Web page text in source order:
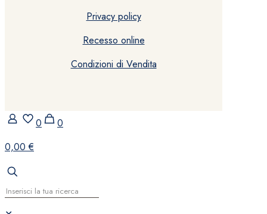
Privacy policy
Recesso online
Condizioni di Vendita
0
0
0,00 €